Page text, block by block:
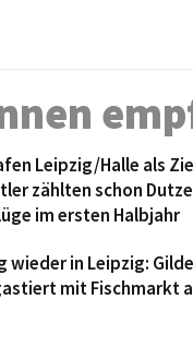
Leipzig/Halle als
zählten schon
im ersten Halbjahr
wieder in Leipzig:
mit Fischmarkt